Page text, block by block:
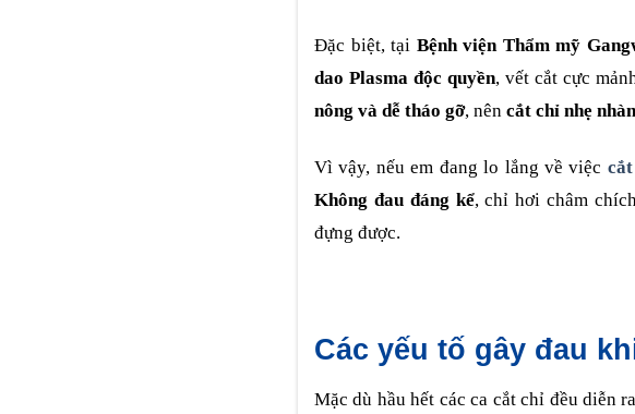
Đặc biệt, tại Bệnh viện Thẩm mỹ
dao Plasma độc quyền, vết cắt cực
nông và dễ tháo gỡ, nên cắt chỉ nhẹ
Vì vậy, nếu em đang lo lắng về việc
Không đau đáng kể, chỉ hơi châm
đựng được.
Các yếu tố gây đau
Mặc dù hầu hết các ca cắt chỉ đều diễn